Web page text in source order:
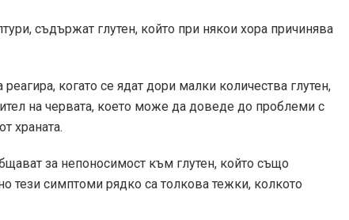
съдържат глутен, който при някои хора причинява
когато се ядат дори малки количества глутен,
на червата, което може да доведе до проблеми с
храната.
за непоносимост към глутен, който също
тези симптоми рядко са толкова тежки, колкото